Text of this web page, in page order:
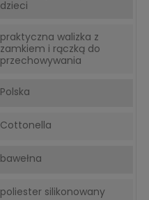
dzieci
praktyczna walizka z
zamkiem i rączką do
przechowywania
Polska
Cottonella
bawełna
poliester silikonowany